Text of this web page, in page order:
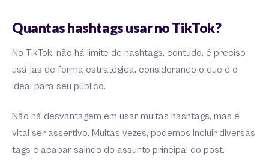
Quantas hashtags usar no TikTok?
No TikTok, não há limite de hashtags, contudo, é preciso
usá-las de forma estratégica, considerando o que é o
ideal para seu público.
Não há desvantagem em usar muitas hashtags, mas é
vital ser assertivo. Muitas vezes, podemos incluir diversas
tags e acabar saindo do assunto principal do post.